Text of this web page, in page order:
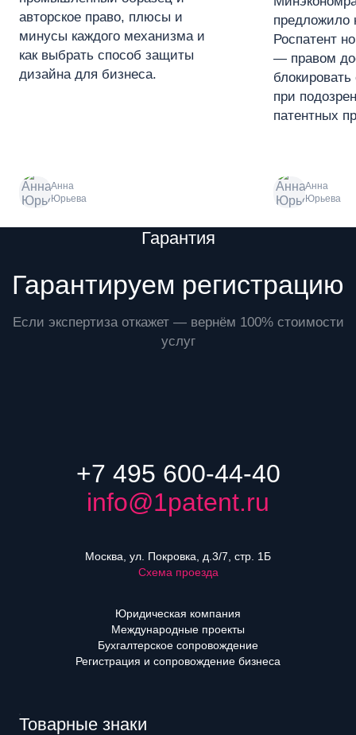
авторское право, плюсы и
минусы каждого механизма и
как выбрать способ защиты
дизайна для бизнеса.
Анна
Юрьева
предложило
Роспатент
— правом
блокировать
при
патентных
Анна
Юрьева
Гарантия
Гарантируем регистрацию
Если экспертиза откажет — вернём 100% стоимости
услуг
+7 495 600-44-40
info@1patent.ru
Москва, ул. Покровка, д.3/7, стр. 1Б
Схема проезда
Юридическая компания
Международные проекты
Бухгалтерское сопровождение
Регистрация и сопровождение бизнеса
Товарные знаки